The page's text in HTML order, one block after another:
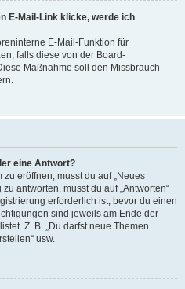
E-Mail-Link klicke, werde ich
E-Mail-Funktion für
falls diese von der Board-
Maßnahme soll den Missbrauch
eine Antwort?
eröffnen, musst du auf „Neues
antworten, musst du auf „Antworten“
erforderlich ist, bevor du einen
sind jeweils am Ende der
Z. B. „Du darfst neue Themen
usw.